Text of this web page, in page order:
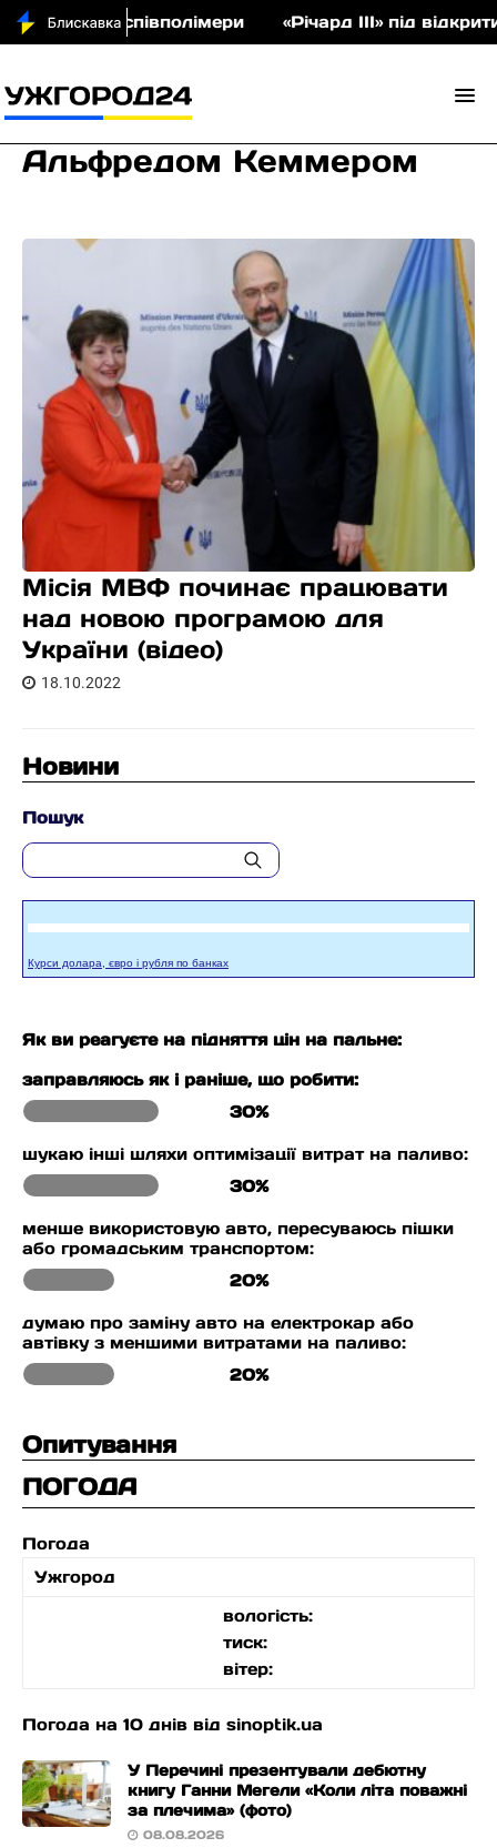
співполімери «Річард ІІІ» під
Альфредом Кеммером
Місія МВФ починає працювати
над новою програмою для
України (відео)
18.10.2022
Новини
Пошук
Курси долара, євро і рубля по банках
Як ви реагуєте на підняття цін на пальне:
заправляюсь як і раніше, що робити:
30%
шукаю інші шляхи оптимізації витрат на паливо:
30%
менше використовую авто, пересуваюсь пішки
або громадським транспортом:
20%
думаю про заміну авто на електрокар або
автівку з меншими витратами на паливо:
20%
Опитування
ПОГОДА
Погода
Ужгород
вологість:
тиск:
вітер:
Погода на 10 днів від sinoptik.ua
У Перечині презентували дебютну
книгу Ганни Мегели «Коли літа поважні
за плечима» (фото)
08.08.2026